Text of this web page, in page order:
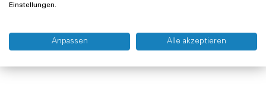
Einstellungen.
Anpassen Alle akzeptieren